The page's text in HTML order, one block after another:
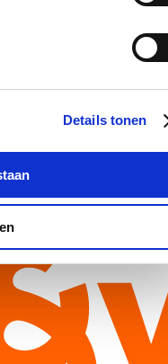
Details tonen